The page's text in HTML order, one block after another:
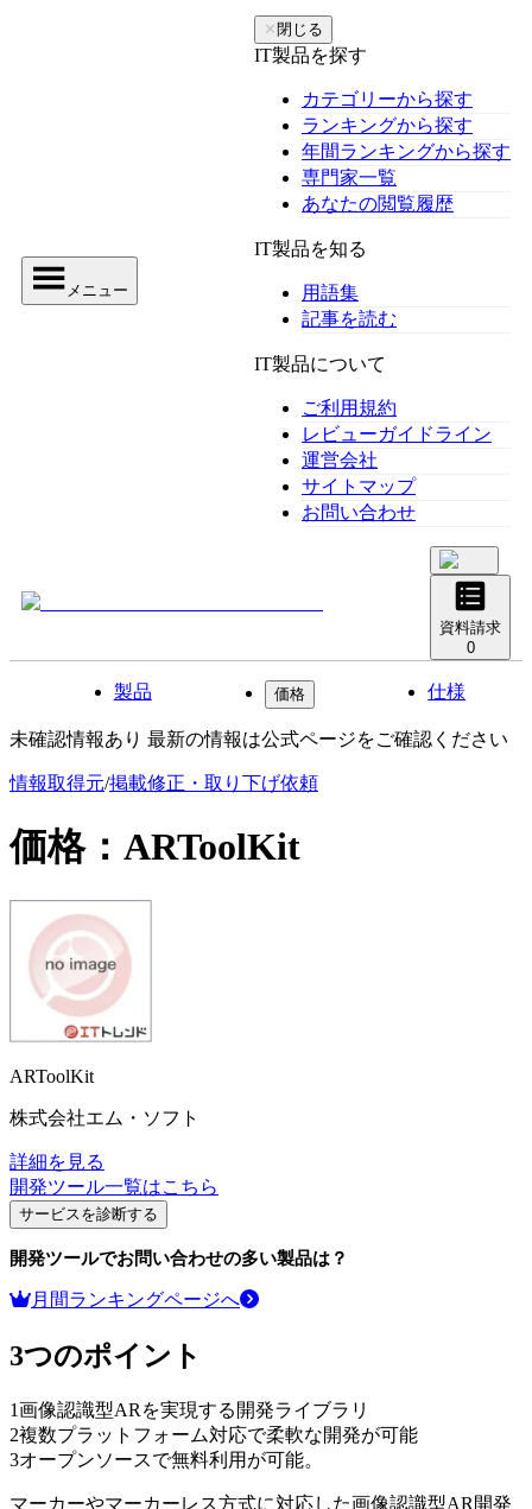
メニュー
✕ 閉じる
IT製品を探す
カテゴリーから探す
ランキングから探す
年間ランキングから探す
専門家一覧
あなたの閲覧履歴
IT製品を知る
用語集
記事を読む
IT製品について
ご利用規約
レビューガイドライン
運営会社
サイトマップ
お問い合わせ
資料請求
0
製品 価格 仕様
未確認情報あり 最新の情報は公式ページをご確認ください
情報取得元/掲載修正・取り下げ依頼
価格： ARToolKit
ARToolKit
株式会社エム・ソフト
詳細を見る
開発ツール一覧はこちら
サービスを診断する
開発ツールでお問い合わせの多い製品は？
月間ランキングページへ
3つのポイント
1画像認識型ARを実現する開発ライブラリ
2複数プラットフォーム対応で柔軟な開発が可能
3オープンソースで無料利用が可能。
マーカーやマーカーレス方式に対応した画像認識型AR開発